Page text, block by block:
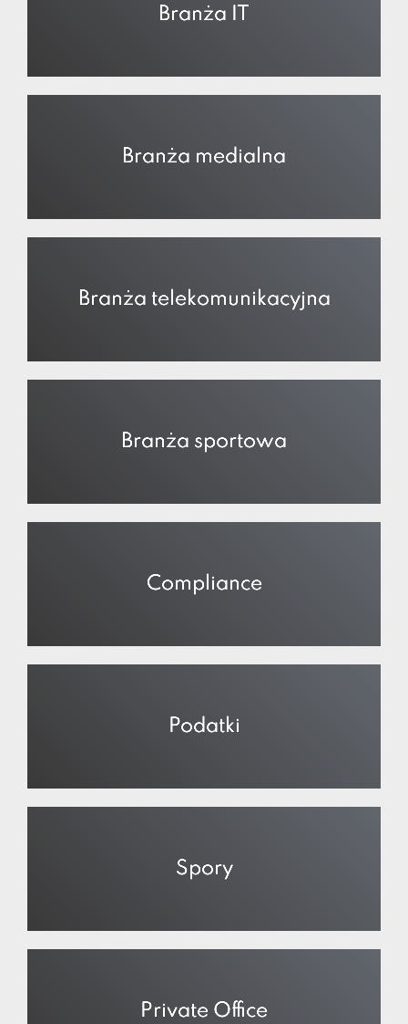
Branża IT
Branża medialna
Branża telekomunikacyjna
Branża sportowa
Compliance
Podatki
Spory
Private Office